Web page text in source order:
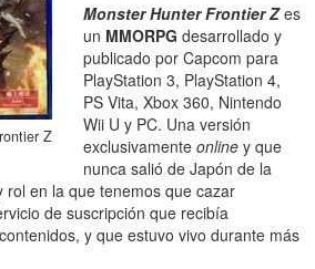
Z
Monster Hunter Frontier Zes
un MMORPG desarrollado y
publicado por Capcom para
PlayStation 3, PlayStation 4,
PS Vita, Xbox 360, Nintendo
Wii U y PC. Una versión
exclusivamenteonline y que
nunca salió de Japón de la
rol en la que tenemos que cazar
de suscripción que recibía
y que estuvo vivo durante más